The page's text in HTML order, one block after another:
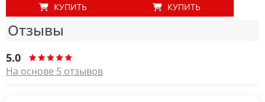
КУПИТЬ КУПИТЬ
Отзывы
5.0
На основе 5 отзывов